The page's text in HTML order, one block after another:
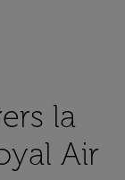
la
Air